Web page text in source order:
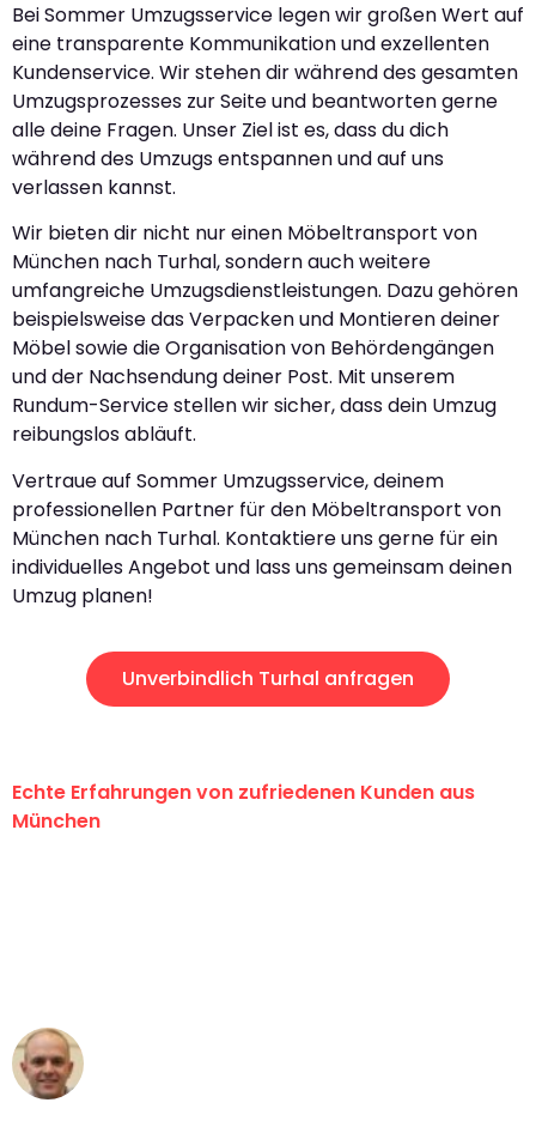
Bei Sommer Umzugsservice legen wir großen Wert auf
eine transparente Kommunikation und exzellenten
Kundenservice. Wir stehen dir während des gesamten
Umzugsprozesses zur Seite und beantworten gerne
alle deine Fragen. Unser Ziel ist es, dass du dich
während des Umzugs entspannen und auf uns
verlassen kannst.
Wir bieten dir nicht nur einen Möbeltransport von
München nach Turhal, sondern auch weitere
umfangreiche Umzugsdienstleistungen. Dazu gehören
beispielsweise das Verpacken und Montieren deiner
Möbel sowie die Organisation von Behördengängen
und der Nachsendung deiner Post. Mit unserem
Rundum-Service stellen wir sicher, dass dein Umzug
reibungslos abläuft.
Vertraue auf Sommer Umzugsservice, deinem
professionellen Partner für den Möbeltransport von
München nach Turhal. Kontaktiere uns gerne für ein
individuelles Angebot und lass uns gemeinsam deinen
Umzug planen!
Unverbindlich Turhal anfragen
Echte Erfahrungen von zufriedenen Kunden aus
München